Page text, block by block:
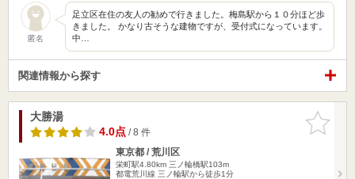
匿名
足立区在住の友人の勧めで行きました。梅島駅から１０分ほど歩
きました。 かなり古そうな建物ですが、受付式になっています。
中…
関連情報から探す
お気に入
りに追加
大勝湯
4.0点/ 8 件
東京都 / 荒川区
栄町駅4.80km 三ノ輪橋駅103m
都電荒川線 三ノ輪駅から徒歩1分